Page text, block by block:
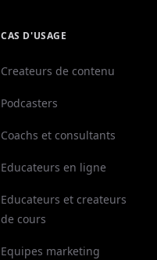
CAS D'USAGE
Createurs de contenu
Podcasters
Coachs et consultants
Educateurs en ligne
Educateurs et createurs
de cours
Equipes marketing